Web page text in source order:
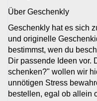
Über Geschenkly
Geschenkly hat es sich
und originelle
bestimmst, wen du
Dir passende Ideen vor.
schenken?" wollen wir
unnötigen Stress
bestellen, egal ob allein